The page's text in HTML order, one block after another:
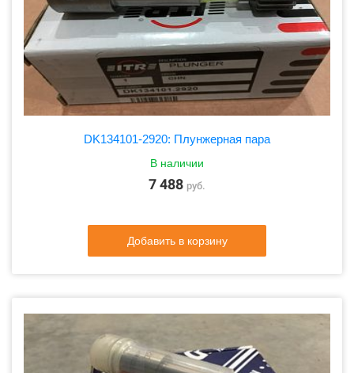
DK134101-2920: Плунжерная пара
В наличии
7 488 руб.
Добавить в корзину